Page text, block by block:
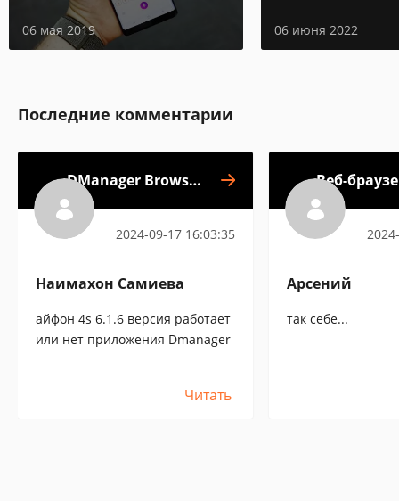
06 мая 2019 06 июня 2022
Последние комментарии
DManager Browser
2024-09-17 16:03:35
Наимахон Самиева
айфон 4s 6.1.6 версия работает
или нет приложения Dmanager
Читать
Веб-
Арсений
так себе...